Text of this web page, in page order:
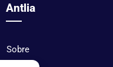
Antlia
Sobre